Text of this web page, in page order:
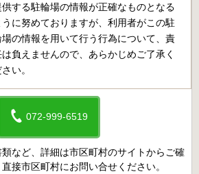
供する駐輪場の情報が正確なものとなる
うに努めておりますが、利用者がこの駐
場の情報を用いて行う行為について、責
は負えませんので、あらかじめご了承く
い。
072-999-6519
など、詳細は市区町村のサイトからご確
接市区町村にお問い合せください。